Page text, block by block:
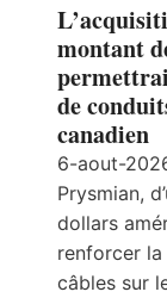
montant
de
canadien
6-aout-
Prysmian,
dollars
renforcer
câbles sur